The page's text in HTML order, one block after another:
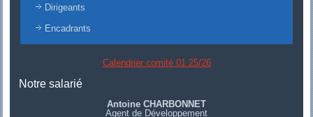
Dirigeants
Encadrants
Calendrier comité 01 25/26
Notre salarié
Antoine CHARBONNET
Agent de Développement